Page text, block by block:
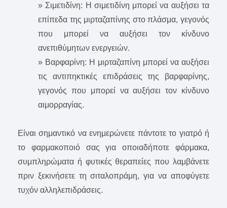
» Σιμετιδίνη: Η σιμετιδίνη μπορεί να αυξήσει τα
επίπεδα της μιρταζαπίνης στο πλάσμα, γεγονός
που μπορεί να αυξήσει τον κίνδυνο
ανεπιθύμητων ενεργειών.
» Βαρφαρίνη: Η μιρταζαπίνη μπορεί να αυξήσει
τις αντιπηκτικές επιδράσεις της βαρφαρίνης,
γεγονός που μπορεί να αυξήσει τον κίνδυνο
αιμορραγίας.
Είναι σημαντικό να ενημερώνετε πάντοτε το γιατρό ή
το φαρμακοποιό σας για οποιαδήποτε φάρμακα,
συμπληρώματα ή φυτικές θεραπείες που λαμβάνετε
πριν ξεκινήσετε τη σιταλοπράμη, για να αποφύγετε
τυχόν αλληλεπιδράσεις.